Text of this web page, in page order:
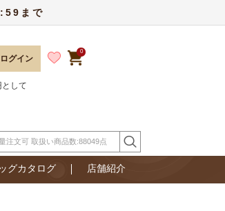
まで
ログイン
0
して
グカタログ 店舗紹介